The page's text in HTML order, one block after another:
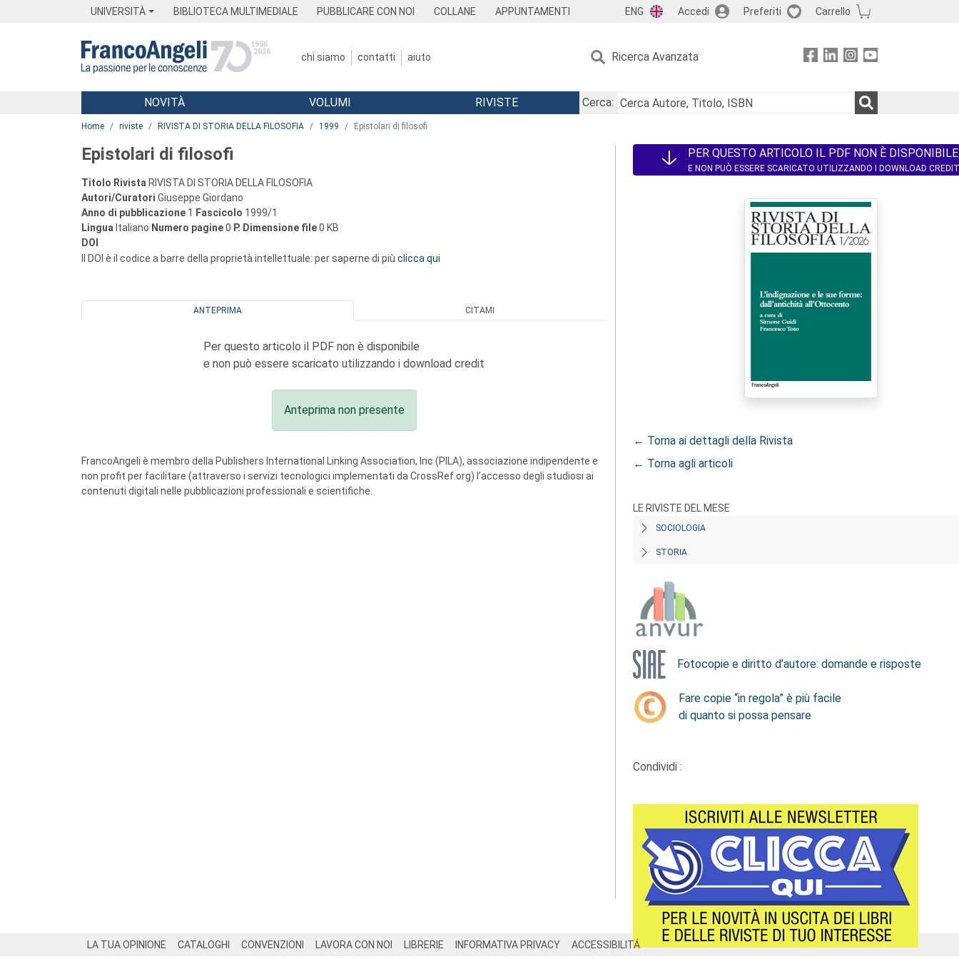
UNIVERSITÀ BIBLIOTECA MULTIMEDIALE PUBBLICARE CON NOI COLLANE APPUNTAMENTI ENG Accedi Preferiti Carrello
chi siamo contatti aiuto Ricerca Avanzata
Menu
NOVITÀ VOLUMI RIVISTE
Cerca:
Home riviste RIVISTA DI STORIA DELLA FILOSOFIA 1999 Epistolari di filosofi
Epistolari di filosofi
Titolo Rivista RIVISTA DI STORIA DELLA FILOSOFIA
Autori/Curatori Giuseppe Giordano
Anno di pubblicazione 1 Fascicolo 1999/1
Lingua Italiano Numero pagine0 P. Dimensione file0 KB
DOI
Il DOI è il codice a barre della proprietà intellettuale: per saperne di più clicca qui
ANTEPRIMA CITAMI
Per questo articolo il PDF non è disponibile
e non può essere scaricato utilizzando i download credit
Anteprima non presente
FrancoAngeli è membro della Publishers International Linking Association, Inc (PILA), associazione indipendente e
non profit per facilitare (attraverso i servizi tecnologici implementati da CrossRef.org) l’accesso degli studiosi ai
contenuti digitali nelle pubblicazioni professionali e scientifiche.
PER QUESTO ARTICOLO IL PDF NON È DISPONIBILE
E NON PUÒ ESSERE SCARICATO UTILIZZANDO I DOWNLOAD CREDIT
← Torna ai dettagli della Rivista
← Torna agli articoli
LE RIVISTE DEL MESE
SOCIOLOGIA
STORIA
Fotocopie e diritto d’autore: domande e risposte
Fare copie “in regola” è più facile
di quanto si possa pensare
Condividi :
LA TUA OPINIONE CATALOGHI CONVENZIONI LAVORA CON NOI LIBRERIE INFORMATIVA PRIVACY ACCESSIBILITÁ